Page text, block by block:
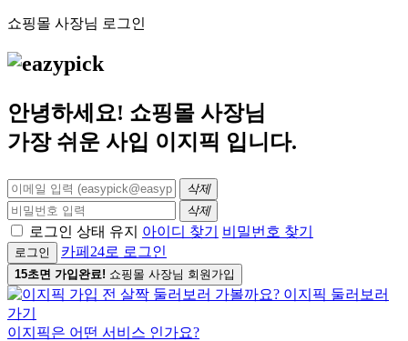
쇼핑몰 사장님 로그인
안녕하세요! 쇼핑몰 사장님
가장 쉬운 사입 이지픽 입니다.
삭제
삭제
로그인 상태 유지 아이디 찾기 비밀번호 찾기
로그인 카페24로 로그인
15초면 가입완료! 쇼핑몰 사장님 회원가입
이지픽은 어떤 서비스 인가요?